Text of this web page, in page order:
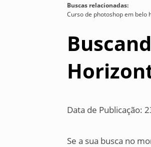
Buscas relacionadas:
Curso de photoshop em belo
Data de Publicação:
Se a sua busca no